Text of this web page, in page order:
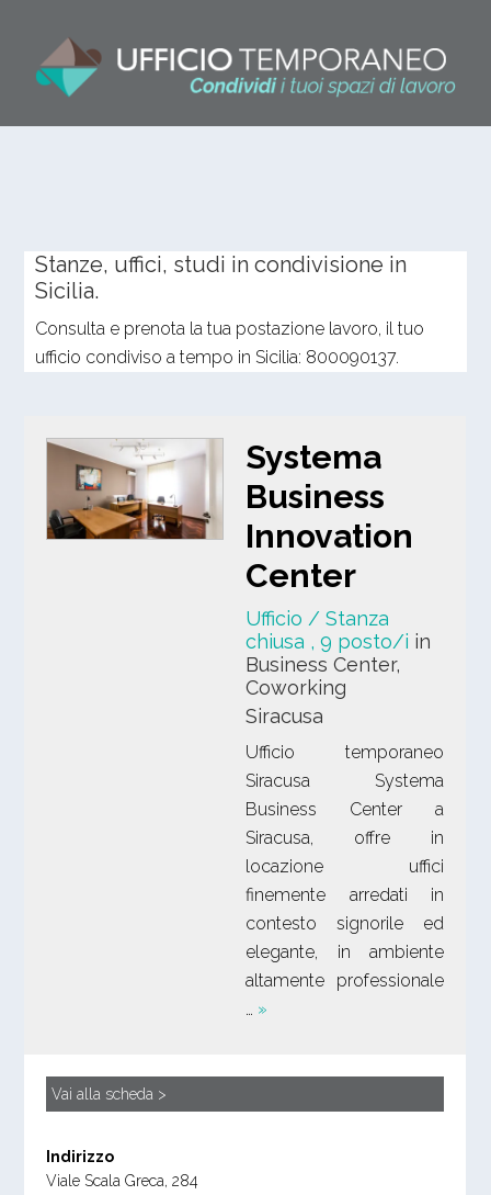
Stanze, uffici, studi in condivisione in
Sicilia.
Consulta e prenota la tua postazione lavoro, il tuo
ufficio condiviso a tempo in Sicilia: 800090137.
Systema
Business
Innovation
Center
Ufficio / Stanza
chiusa , 9 posto/i in
Business Center,
Coworking
Siracusa
Ufficio temporaneo
Siracusa Systema
Business Center a
Siracusa, offre in
locazione uffici
finemente arredati in
contesto signorile ed
elegante, in ambiente
altamente professionale
… »
Vai alla scheda >
Indirizzo
Viale Scala Greca, 284